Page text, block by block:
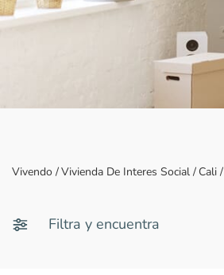
Vivendo /Vivienda De Interes Social / Cali /
Filtra y encuentra